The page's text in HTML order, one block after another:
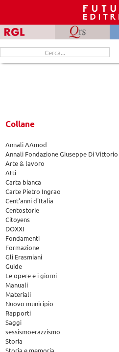
content
Cerca
per:
Collane
Annali AAmod
Annali Fondazione Giuseppe Di Vittorio
Arte & lavoro
Atti
Carta bianca
Carte Pietro Ingrao
Cent'anni d'Italia
Centostorie
Citoyens
DOXXI
Fondamenti
Formazione
Gli Erasmiani
Guide
Le opere e i giorni
Manuali
Materiali
Nuovo municipio
Rapporti
Saggi
sessismoerazzismo
Storia
Storia e memoria